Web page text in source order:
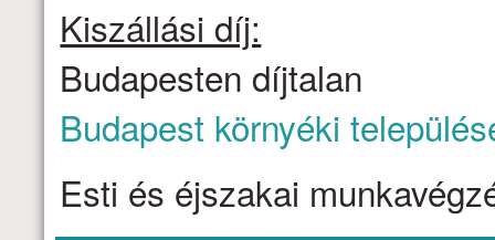
Kiszállási díj:
Budapesten díjtalan
Budapest környéki
Esti és éjszakai